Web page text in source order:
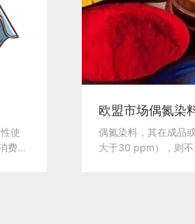
使
费持
欧盟市场偶氮染
偶氮染料，其在成品
大于30 ppm），则不